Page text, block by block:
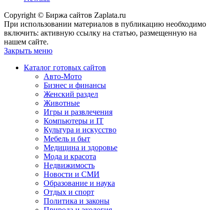
Copyright © Биржа сайтов Zaplata.ru
При использовании материалов в публикацию необходимо
включить: активную ссылку на статью, размещенную на
нашем сайте.
Закрыть меню
Каталог готовых сайтов
Авто-Мото
Бизнес и финансы
Женский раздел
Животные
Игры и развлечения
Компьютеры и IT
Культура и искусство
Мебель и быт
Медицина и здоровье
Мода и красота
Недвижимость
Новости и СМИ
Образование и наука
Отдых и спорт
Политика и законы